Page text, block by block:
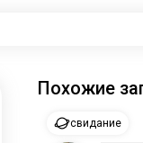
Похожие
свидание